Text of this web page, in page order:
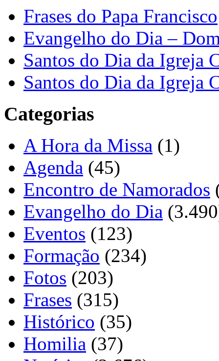
Frases do Papa Francisco
Evangelho do Dia –
Santos do Dia da Igreja
Santos do Dia da Igreja
Categorias
A Hora da Missa (1)
Agenda (45)
Encontro de Namorados
Evangelho do Dia
Eventos (123)
Formação (234)
Fotos (203)
Frases (315)
Histórico (35)
Homilia (37)